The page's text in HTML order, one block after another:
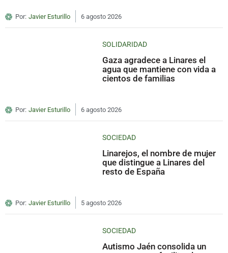
Por: Javier Esturillo 6 agosto 2026
SOLIDARIDAD
Gaza agradece a Linares el
agua que mantiene con vida a
cientos de familias
Por: Javier Esturillo 6 agosto 2026
SOCIEDAD
Linarejos, el nombre de mujer
que distingue a Linares del
resto de España
Por: Javier Esturillo 5 agosto 2026
SOCIEDAD
Autismo Jaén consolida un